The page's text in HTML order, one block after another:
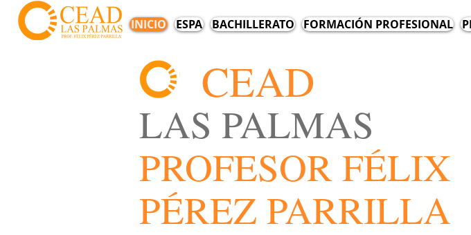
INICIO ESPA BACHILLERATO FORMACIÓN PROFESIONAL
CEAD
LAS PALMAS
PROFESOR FÉLIX
PÉREZ PARRILLA